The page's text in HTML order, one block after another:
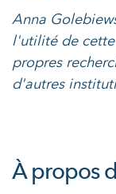
Anna
l'utilité de cette
propres
d'autres
À propos